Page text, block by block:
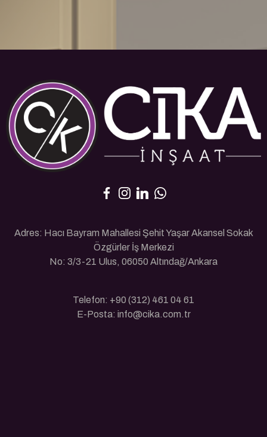
Adres: Hacı Bayram Mahallesi Şehit Yaşar Akansel Sokak
Özgürler İş Merkezi
No: 3/3-21 Ulus, 06050 Altındağ/Ankara
Telefon: +90 (312) 461 04 61
E-Posta: info@cika.com.tr